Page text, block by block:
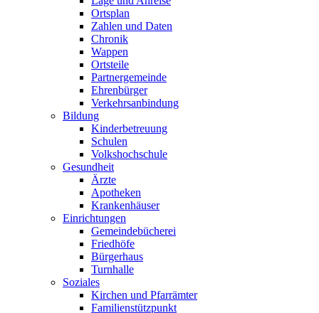
Ortsplan
Zahlen und Daten
Chronik
Wappen
Ortsteile
Partnergemeinde
Ehrenbürger
Verkehrsanbindung
Bildung
Kinderbetreuung
Schulen
Volkshochschule
Gesundheit
Ärzte
Apotheken
Krankenhäuser
Einrichtungen
Gemeindebücherei
Friedhöfe
Bürgerhaus
Turnhalle
Soziales
Kirchen und Pfarrämter
Familienstützpunkt